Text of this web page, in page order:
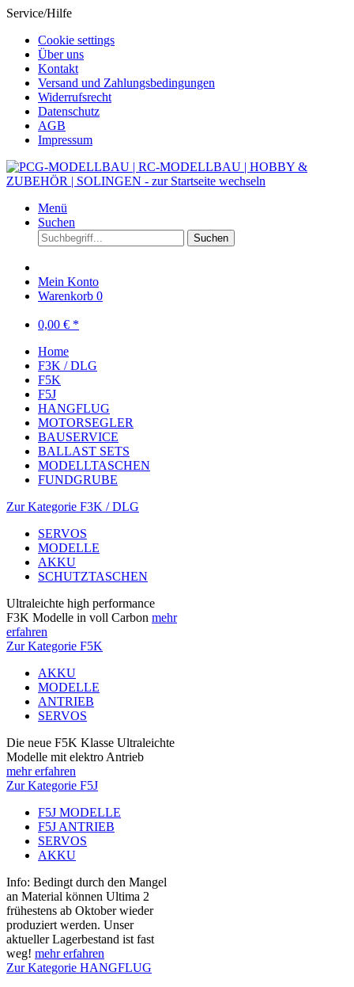
Service/Hilfe
Cookie settings
Über uns
Kontakt
Versand und Zahlungsbedingungen
Widerrufsrecht
Datenschutz
AGB
Impressum
Menü
Suchen
Suchen
Mein Konto
Warenkorb 0
0,00 € *
Home
F3K / DLG
F5K
F5J
HANGFLUG
MOTORSEGLER
BAUSERVICE
BALLAST SETS
MODELLTASCHEN
FUNDGRUBE
Zur Kategorie F3K / DLG
SERVOS
MODELLE
AKKU
SCHUTZTASCHEN
Ultraleichte high performance
F3K Modelle in voll Carbon mehr
erfahren
Zur Kategorie F5K
AKKU
MODELLE
ANTRIEB
SERVOS
Die neue F5K Klasse Ultraleichte
Modelle mit elektro Antrieb
mehr erfahren
Zur Kategorie F5J
F5J MODELLE
F5J ANTRIEB
SERVOS
AKKU
Info: Bedingt durch den Mangel
an Material können Ultima 2
frühestens ab Oktober wieder
produziert werden. Unser
aktueller Lagerbestand ist fast
weg! mehr erfahren
Zur Kategorie HANGFLUG